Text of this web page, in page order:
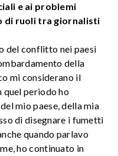
e ai problemi
di ruoli tra giornalisti
del conflitto nei paesi
della
mi considerano il
quel periodo ho
mio paese, della mia
di disegnare i fumetti
quando parlavo
ho continuato in